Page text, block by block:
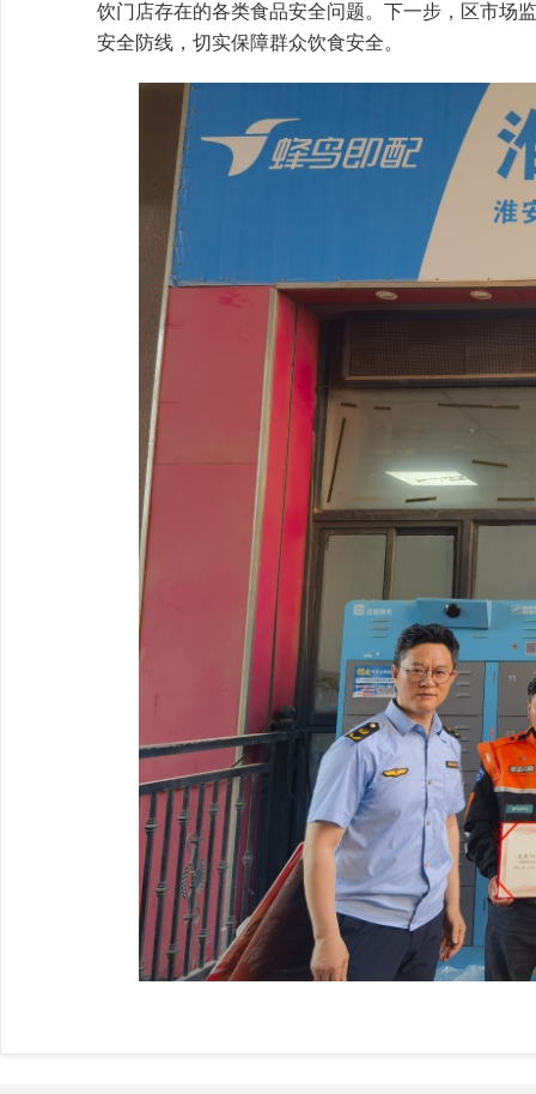
饮门店存在的各类食品安全问题。下一步，区市场
安全防线，切实保障群众饮食安全。